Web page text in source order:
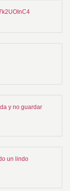
y no guardar
un lindo